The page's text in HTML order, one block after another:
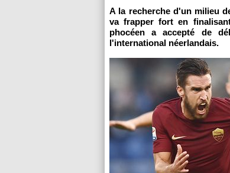
A la recherche d'un milieu
va frapper fort en
phocéen a accepté de
l'international néerlandais.